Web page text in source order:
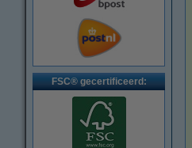
FSC® gecertificeerd: